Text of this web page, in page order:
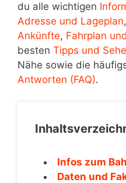
du alle wichtigen
Adresse und Lageplan,
Ankünfte, Fahrplan
besten Tipps und
Nähe sowie die
Antworten (FAQ).
Infos zum
Daten und